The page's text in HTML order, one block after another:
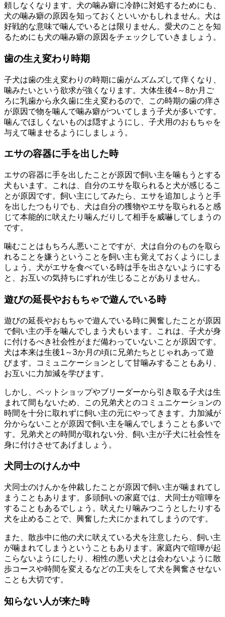
頼しなくなります。犬の噛み癖に冷静に対処するためにも、
犬の噛み癖の原因を知っておくといいかもしれません。犬は
好戦的な意味で噛んでいるとは限りません。愛犬のことを知
るためにも犬の噛み癖の原因をチェックしていきましょう。
歯の生え変わり時期
子犬は歯の生え変わりの時期に歯がムズムズして痒くなり、
噛みたいという欲求が強くなります。大体生後4～8か月ご
ろに乳歯から永久歯に生え変わるので、この時期の歯の痒さ
が原因で物を噛んで噛み癖がついてしまう子犬が多いです。
噛んでほしくないものは隠すようにし、子犬用のおもちゃを
与えて噛ませるようにしましょう。
エサの容器に手を出した時
エサの容器に手を出したことが原因で飼い主を噛もうとする
犬もいます。これは、自分のエサを取られると犬が感じるこ
とが原因です。飼い主にしてみたら、エサを追加しようと手
を出したつもりでも、犬は自分の獲物やエサを取られると感
じて本能的に吠えたり噛んだりして相手を威嚇してしまうの
です。
噛むことはもちろん悪いことですが、犬は自分のものを取ら
れることを嫌うということを飼い主も覚えておくようにしま
しょう。犬がエサを食べている時は手を出さないようにする
と、お互いの気持ちにずれが生じることがありません。
遊びの延長やおもちゃで遊んでいる時
遊びの延長やおもちゃで遊んでいる時に興奮したことが原因
で飼い主の手を噛んでしまう犬もいます。これは、子犬が身
に付けるべき社会性がまだ備わっていないことが原因です。
犬は本来は生後1～3か月の頃に兄弟たちとじゃれあって遊
びます。コミュニケーションとして甘噛みすることもあり、
お互いに力加減を学びます。
しかし、ペットショップやブリーダーから引き取る子犬は生
まれて間もないため、この兄弟犬とのコミュニケーションの
時間を十分に取れずに飼い主の元にやってきます。力加減が
分からないことが原因で飼い主を噛んでしまうことも多いで
す。兄弟犬との時間が取れない分、飼い主が子犬に社会性を
身に付けさせてあげましょう。
犬同士のけんか中
犬同士のけんかを仲裁したことが原因で飼い主が噛まれてし
まうこともあります。多頭飼いの家庭では、犬同士が喧嘩を
することもあるでしょう。吠えたり噛みつこうとしたりする
犬を止めることで、興奮した犬にかまれてしまうのです。
また、散歩中に他の犬に吠えている犬を注意したら、飼い主
が噛まれてしまうということもあります。家庭内で喧嘩が起
こらないようにしたり、相性の悪い犬とは会わないように散
歩コースや時間を変えるなどの工夫をして犬を興奮させない
ことも大切です。
知らない人が来た時